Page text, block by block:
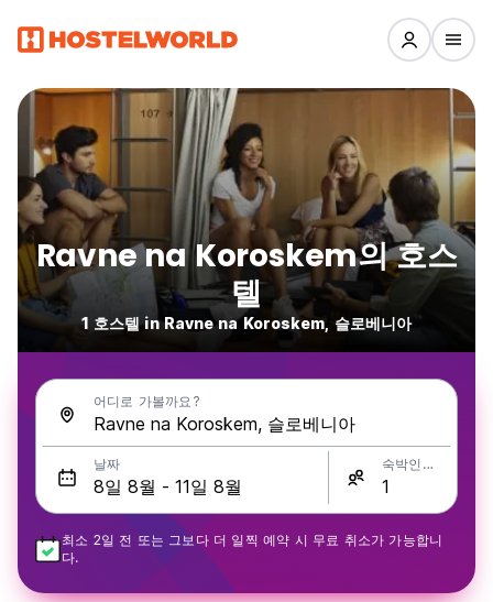
Ravne na Koroskem의 호스
텔
1 호스텔 in Ravne na Koroskem, 슬로베니아
어디로 가볼까요?
날짜 숙박인원
최소 2일 전 또는 그보다 더 일찍 예약 시 무료 취소가 가능합니
다.